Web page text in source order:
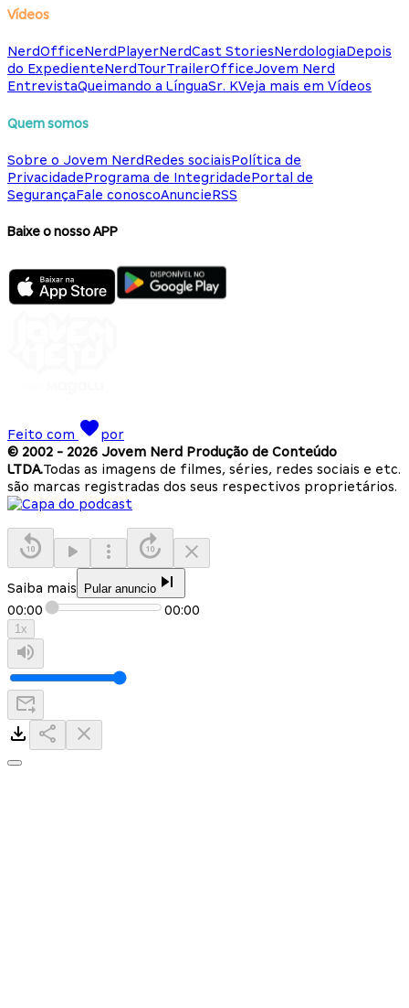
Vídeos
NerdOfficeNerdPlayerNerdCast StoriesNerdologiaDepois
do ExpedienteNerdTourTrailerOfficeJovem Nerd
EntrevistaQueimando a LínguaSr. KVeja mais em Vídeos
Quem somos
Sobre o Jovem NerdRedes sociaisPolítica de
PrivacidadePrograma de IntegridadePortal de
SegurançaFale conoscoAnuncieRSS
Baixe o nosso APP
Feito com
por
© 2002 - 2026 Jovem Nerd Produção de Conteúdo
LTDA.Todas as imagens de filmes, séries, redes sociais e etc.
são marcas registradas dos seus respectivos proprietários.
Saiba mais Pular anuncio
00:00 00:00
1x